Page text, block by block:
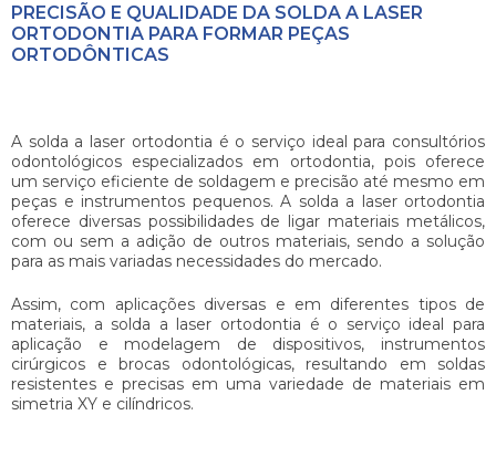
PRECISÃO E QUALIDADE DA SOLDA A LASER
ORTODONTIA PARA FORMAR PEÇAS
ORTODÔNTICAS
A solda a laser ortodontia é o serviço ideal para consultórios
odontológicos especializados em ortodontia, pois oferece
um serviço eficiente de soldagem e precisão até mesmo em
peças e instrumentos pequenos. A solda a laser ortodontia
oferece diversas possibilidades de ligar materiais metálicos,
com ou sem a adição de outros materiais, sendo a solução
para as mais variadas necessidades do mercado.
Assim, com aplicações diversas e em diferentes tipos de
materiais, a solda a laser ortodontia é o serviço ideal para
aplicação e modelagem de dispositivos, instrumentos
cirúrgicos e brocas odontológicas, resultando em soldas
resistentes e precisas em uma variedade de materiais em
simetria XY e cilíndricos.